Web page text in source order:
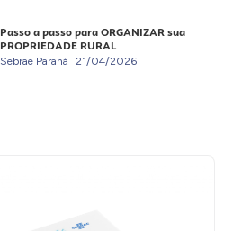
Passo a passo para ORGANIZAR sua
PROPRIEDADE RURAL
Sebrae Paraná 21/04/2026